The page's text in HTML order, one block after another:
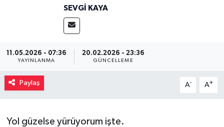
SEVGI KAYA
11.05.2026 - 07:36
YAYINLANMA
20.02.2026 - 23:36
GÜNCELLEME
Paylaş A- A+
Yol güzelse yürüyorum işte.
Haberler
Kültür Sanat
Magazin
Son Dakika Haberleri
Haber Arşivi